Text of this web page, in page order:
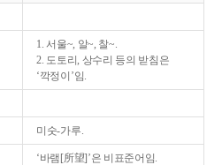
1. 서울~, 알~, 찰~.
2. 도토리, 상수리 등의 받침은
‘깍정이’임.
미숫-가루.
‘바램[所望]’은 비표준어임.